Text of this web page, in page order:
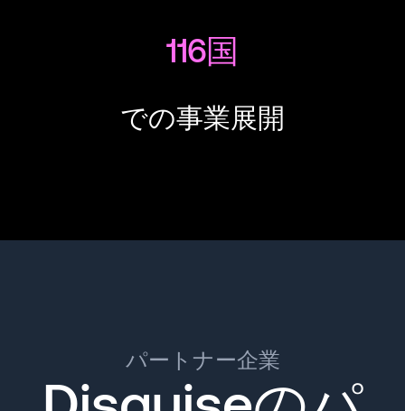
116国
での事業展開
パートナー企業